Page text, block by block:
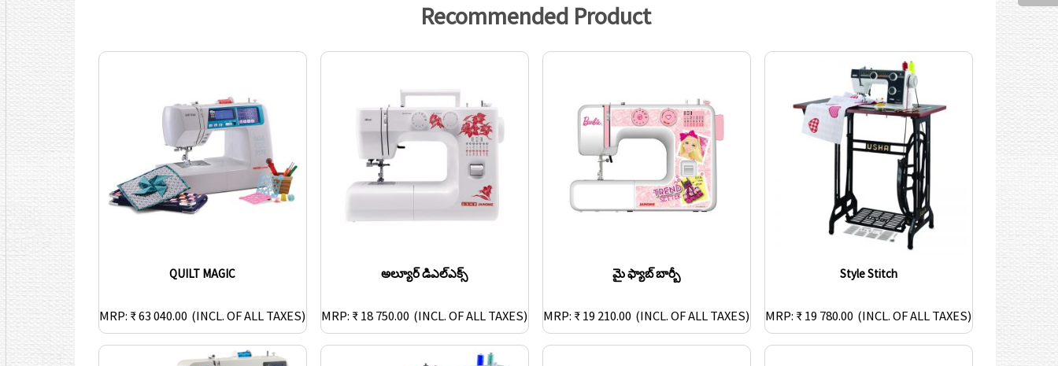
Recommended Product
QUILT MAGIC
MRP: ₹ 63 040.00 (INCL. OF ALL TAXES)
అల్యూర్ డిఎల్ఎక్స్
MRP: ₹ 18 750.00 (INCL. OF ALL TAXES)
మై ఫ్యాబ్ బార్బీ
MRP: ₹ 19 210.00 (INCL. OF ALL TAXES)
Style Stitch
MRP: ₹ 19 780.00 (INCL. OF ALL TAXES)